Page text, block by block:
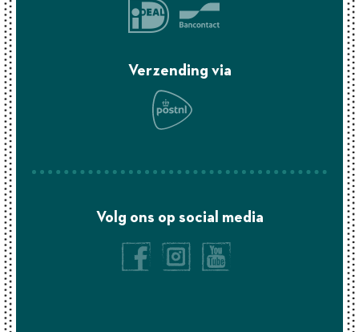
Verzending via
Volg ons op social media